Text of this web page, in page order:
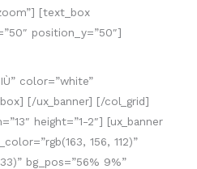
[text_box
position_y=”50″]
color=”white”
[/ux_banner] [/col_grid]
height=”1-2″] [ux_banner
156, 112)”
bg_pos=”56% 9%”